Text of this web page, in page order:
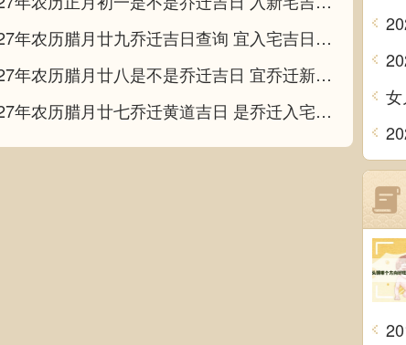
2027年农历腊月廿九乔迁吉日查询 宜入宅吉日查询
2027年农历腊月廿八是不是乔迁吉日 宜乔迁新居吉日查询
2027年农历腊月廿七乔迁黄道吉日 是乔迁入宅好日子吗